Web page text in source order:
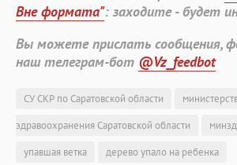
Вне формата": заходите - будет
Вы можете прислать сообщения,
наш телеграм-бот @Vz_feedbot
СУ СКР по Саратовской области
здравоохранения Саратовской области
упавшая ветка
дерево упало на ребенка